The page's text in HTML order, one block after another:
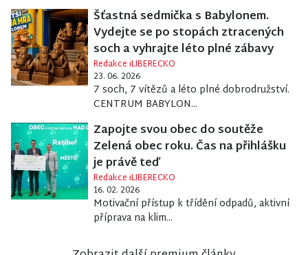
Šťastná sedmička s Babylonem.
Vydejte se po stopách ztracených
soch a vyhrajte léto plné zábavy
Redakce iLIBERECKO
23. 06. 2026
7 soch, 7 vítězů a léto plné dobrodružství.
CENTRUM BABYLON...
Zapojte svou obec do soutěže
Zelená obec roku. Čas na přihlášku
je právě teď
Redakce iLIBERECKO
16. 02. 2026
Motivační přístup k třídění odpadů, aktivní
příprava na klim...